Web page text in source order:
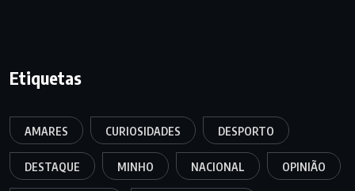
Etiquetas
AMARES CURIOSIDADES DESPORTO
DESTAQUE MINHO NACIONAL OPINIÃO